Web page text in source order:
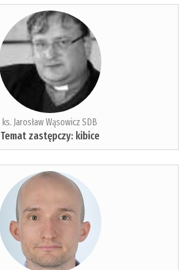
ks. Jarosław Wąsowicz SDB
Temat zastępczy: kibice